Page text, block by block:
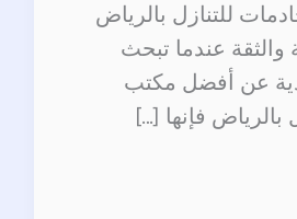
للتنازل بالرياض
والثقة عندما تبحث
عن أفضل مكتب
بالرياض فإنها […]